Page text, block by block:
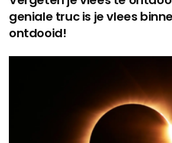
geniale truc is je vlees
ontdooid!